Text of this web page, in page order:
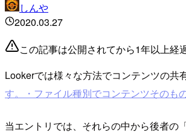
しんや
2020.03.27
この記事は公開されてから1年以上経
Lookerでは様々な方法でコンテンツの共
す。・ファイル種別でコンテンツそのも
当エントリでは、それらの中から後者の